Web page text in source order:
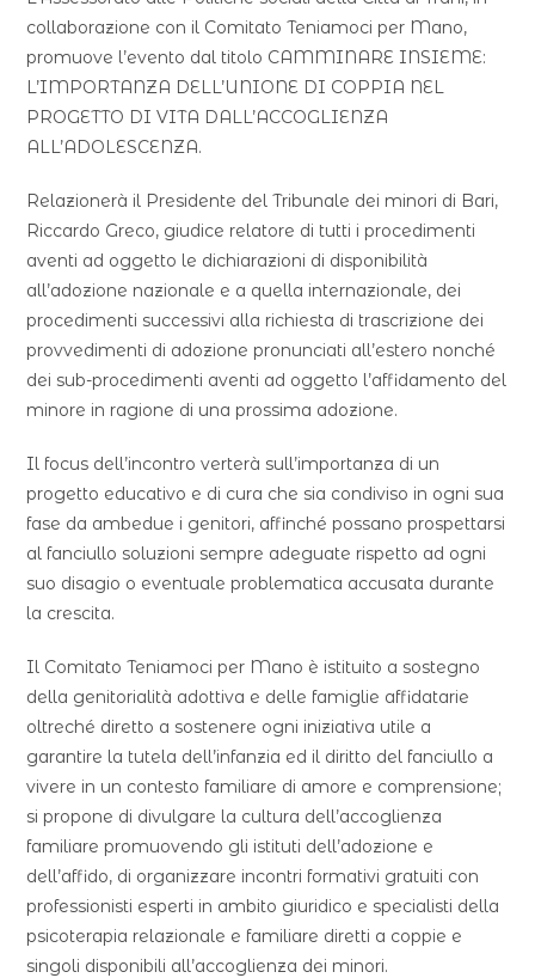
collaborazione con il Comitato Teniamoci per Mano,
promuove l’evento dal titolo CAMMINARE INSIEME:
L’IMPORTANZA DELL’UNIONE DI COPPIA NEL
PROGETTO DI VITA DALL’ACCOGLIENZA
ALL’ADOLESCENZA.
Relazionerà il Presidente del Tribunale dei minori di Bari,
Riccardo Greco, giudice relatore di tutti i procedimenti
aventi ad oggetto le dichiarazioni di disponibilità
all’adozione nazionale e a quella internazionale, dei
procedimenti successivi alla richiesta di trascrizione dei
provvedimenti di adozione pronunciati all’estero nonché
dei sub-procedimenti aventi ad oggetto l’affidamento del
minore in ragione di una prossima adozione.
Il focus dell’incontro verterà sull’importanza di un
progetto educativo e di cura che sia condiviso in ogni sua
fase da ambedue i genitori, affinché possano prospettarsi
al fanciullo soluzioni sempre adeguate rispetto ad ogni
suo disagio o eventuale problematica accusata durante
la crescita.
Il Comitato Teniamoci per Mano è istituito a sostegno
della genitorialità adottiva e delle famiglie affidatarie
oltreché diretto a sostenere ogni iniziativa utile a
garantire la tutela dell’infanzia ed il diritto del fanciullo a
vivere in un contesto familiare di amore e comprensione;
si propone di divulgare la cultura dell’accoglienza
familiare promuovendo gli istituti dell’adozione e
dell’affido, di organizzare incontri formativi gratuiti con
professionisti esperti in ambito giuridico e specialisti della
psicoterapia relazionale e familiare diretti a coppie e
singoli disponibili all’accoglienza dei minori.